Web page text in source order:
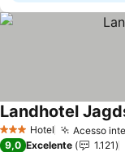
3 EstrelasHotel Acesso
Landhotel
9,0 Excelente 1.121